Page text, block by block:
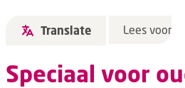
Translate Lees voor
Speciaal voor